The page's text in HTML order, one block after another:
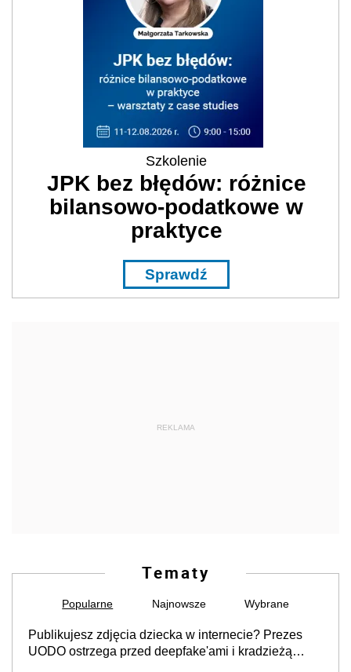
Szkolenie
JPK bez błędów: różnice
bilansowo-podatkowe w
praktyce
Sprawdź
REKLAMA
Tematy
Popularne Najnowsze Wybrane
Publikujesz zdjęcia dziecka w internecie? Prezes
UODO ostrzega przed deepfake'ami i kradzieżą